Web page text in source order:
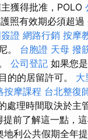
獲得批准，POLO
照有效期必須超過
證 網路行銷 按摩
。 台胞證 天母 撥
公司登記 如果您
的的居留許可。 大
按摩課程 台北整復
處理時間取決於主
提前了解這一點，
地利公共假期全年